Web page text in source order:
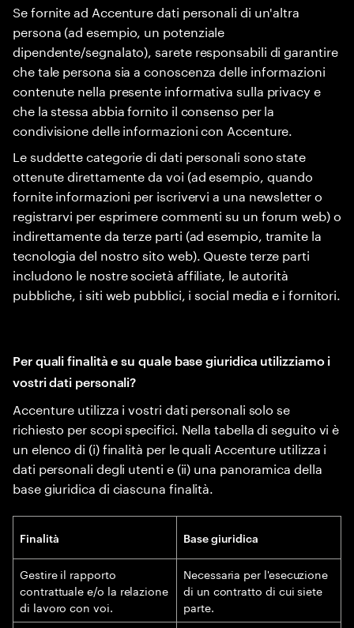
Se fornite ad Accenture dati personali di un'altra
persona (ad esempio, un potenziale
dipendente/segnalato), sarete responsabili di garantire
che tale persona sia a conoscenza delle informazioni
contenute nella presente informativa sulla privacy e
che la stessa abbia fornito il consenso per la
condivisione delle informazioni con Accenture.
Le suddette categorie di dati personali sono state
ottenute direttamente da voi (ad esempio, quando
fornite informazioni per iscrivervi a una newsletter o
registrarvi per esprimere commenti su un forum web) o
indirettamente da terze parti (ad esempio, tramite la
tecnologia del nostro sito web). Queste terze parti
includono le nostre società affiliate, le autorità
pubbliche, i siti web pubblici, i social media e i fornitori.
Per quali finalità e su quale base giuridica utilizziamo i
vostri dati personali?
Accenture utilizza i vostri dati personali solo se
richiesto per scopi specifici. Nella tabella di seguito vi è
un elenco di (i) finalità per le quali Accenture utilizza i
dati personali degli utenti e (ii) una panoramica della
base giuridica di ciascuna finalità.
Finalità Base giuridica
Gestire il rapporto
contrattuale e/o la relazione
di lavoro con voi.
Necessaria per l'esecuzione
di un contratto di cui siete
parte.